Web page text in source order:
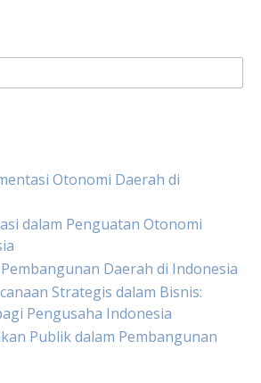
Otonomi Daerah di
dalam Penguatan Otonomi
Daerah di Indonesia
Strategis dalam Bisnis:
Pengusaha Indonesia
Publik dalam Pembangunan